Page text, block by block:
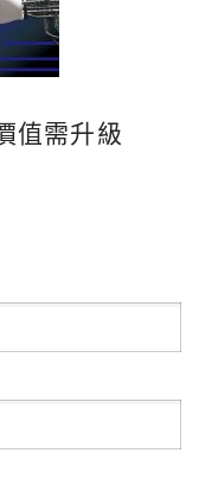
值需升級